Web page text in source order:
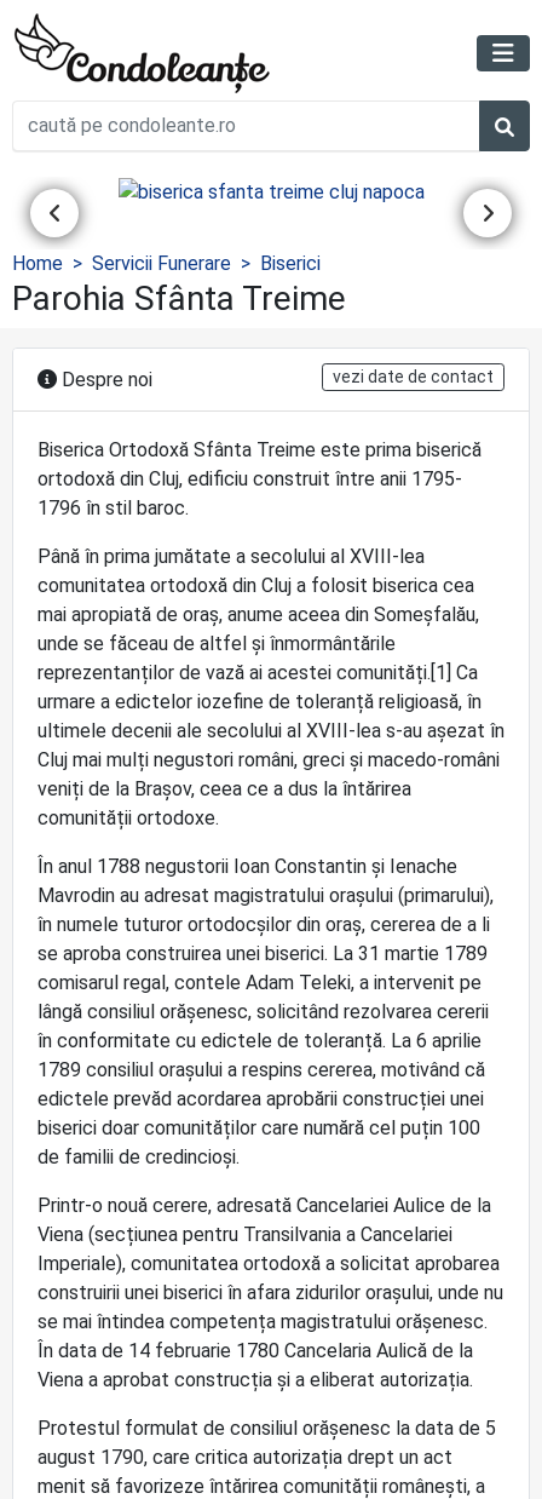
Home Servicii Funerare Biserici
Parohia Sfânta Treime
Despre noi vezi date de contact
Biserica Ortodoxă Sfânta Treime este prima biserică
ortodoxă din Cluj, edificiu construit între anii 1795-
1796 în stil baroc.
Până în prima jumătate a secolului al XVIII-lea
comunitatea ortodoxă din Cluj a folosit biserica cea
mai apropiată de oraș, anume aceea din Someșfalău,
unde se făceau de altfel și înmormântările
reprezentanților de vază ai acestei comunități.[1] Ca
urmare a edictelor iozefine de toleranță religioasă, în
ultimele decenii ale secolului al XVIII-lea s-au așezat în
Cluj mai mulți negustori români, greci și macedo-români
veniți de la Brașov, ceea ce a dus la întărirea
comunității ortodoxe.
În anul 1788 negustorii Ioan Constantin și Ienache
Mavrodin au adresat magistratului orașului (primarului),
în numele tuturor ortodocșilor din oraș, cererea de a li
se aproba construirea unei biserici. La 31 martie 1789
comisarul regal, contele Adam Teleki, a intervenit pe
lângă consiliul orășenesc, solicitând rezolvarea cererii
în conformitate cu edictele de toleranță. La 6 aprilie
1789 consiliul orașului a respins cererea, motivând că
edictele prevăd acordarea aprobării construcției unei
biserici doar comunităților care numără cel puțin 100
de familii de credincioși.
Printr-o nouă cerere, adresată Cancelariei Aulice de la
Viena (secțiunea pentru Transilvania a Cancelariei
Imperiale), comunitatea ortodoxă a solicitat aprobarea
construirii unei biserici în afara zidurilor orașului, unde nu
se mai întindea competența magistratului orășenesc.
În data de 14 februarie 1780 Cancelaria Aulică de la
Viena a aprobat construcția și a eliberat autorizația.
Protestul formulat de consiliul orășenesc la data de 5
august 1790, care critica autorizația drept un act
menit să favorizeze întărirea comunității românești, a